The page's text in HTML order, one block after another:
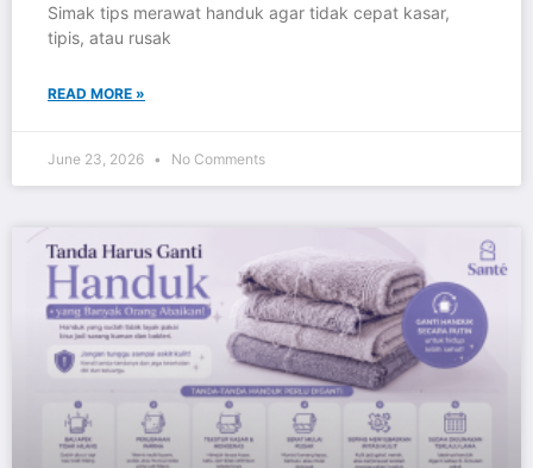
Simak tips merawat handuk agar tidak cepat kasar,
tipis, atau rusak
READ MORE »
June 23, 2026 No Comments